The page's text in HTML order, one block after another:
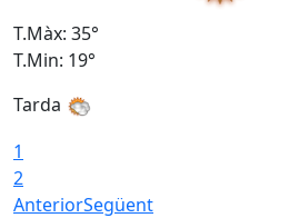
T.Màx: 35°
T.Min: 19°
Tarda
1
2
AnteriorSegüent